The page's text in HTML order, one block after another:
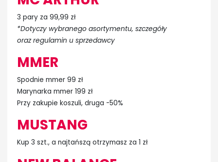
3 pary za 99,99 zł
*Dotyczy wybranego asortymentu, szczegóły
oraz regulamin u sprzedawcy
MMER
Spodnie mmer 99 zł
Marynarka mmer 199 zł
Przy zakupie koszuli, druga -50%
MUSTANG
Kup 3 szt., a najtańszą otrzymasz za 1 zł